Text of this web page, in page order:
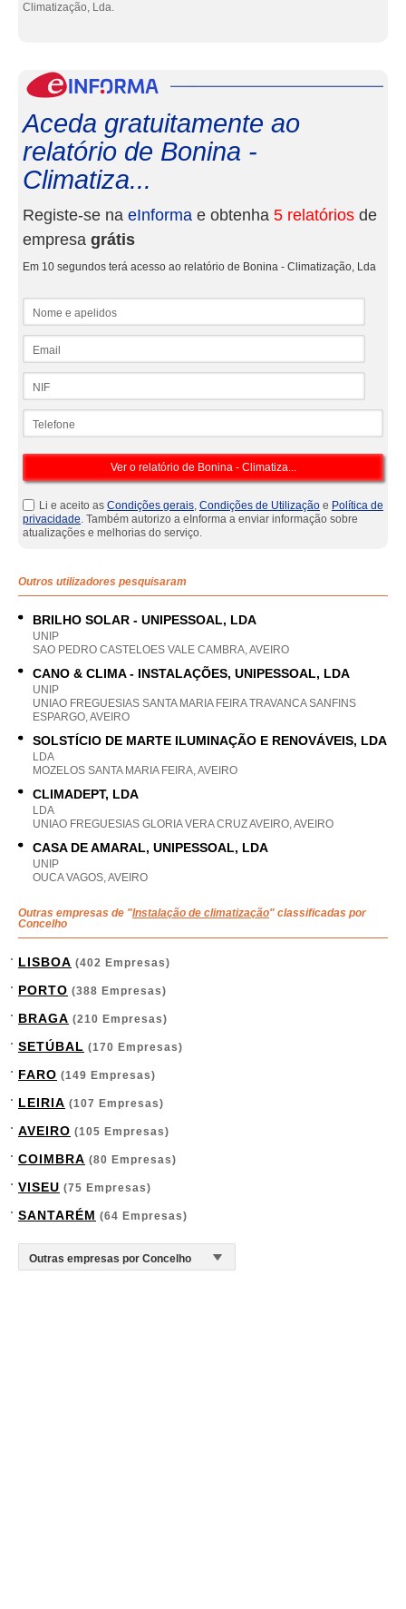
Climatização, Lda.
Aceda gratuitamente ao
relatório de Bonina -
Climatiza...
Registe-se na eInforma e obtenha 5 relatórios de
empresa grátis
Em 10 segundos terá acesso ao relatório de Bonina - Climatização, Lda
Li e aceito as Condições gerais, Condições de Utilização e Política de
privacidade. Também autorizo a eInforma a enviar informação sobre
atualizações e melhorias do serviço.
Outros utilizadores pesquisaram
BRILHO SOLAR - UNIPESSOAL, LDA
UNIP
SAO PEDRO CASTELOES VALE CAMBRA, AVEIRO
CANO & CLIMA - INSTALAÇÕES, UNIPESSOAL, LDA
UNIP
UNIAO FREGUESIAS SANTA MARIA FEIRA TRAVANCA SANFINS
ESPARGO, AVEIRO
SOLSTÍCIO DE MARTE ILUMINAÇÃO E RENOVÁVEIS, LDA
LDA
MOZELOS SANTA MARIA FEIRA, AVEIRO
CLIMADEPT, LDA
LDA
UNIAO FREGUESIAS GLORIA VERA CRUZ AVEIRO, AVEIRO
CASA DE AMARAL, UNIPESSOAL, LDA
UNIP
OUCA VAGOS, AVEIRO
Outras empresas de "Instalação de climatização" classificadas por
Concelho
LISBOA (402 Empresas)
PORTO (388 Empresas)
BRAGA (210 Empresas)
SETÚBAL (170 Empresas)
FARO (149 Empresas)
LEIRIA (107 Empresas)
AVEIRO (105 Empresas)
COIMBRA (80 Empresas)
VISEU (75 Empresas)
SANTARÉM (64 Empresas)